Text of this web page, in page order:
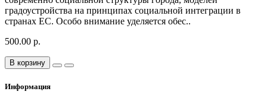
градоустройства на принципах социальной интеграции в
странах ЕС. Особо внимание уделяется обес..
500.00 р.
В корзину
Информация